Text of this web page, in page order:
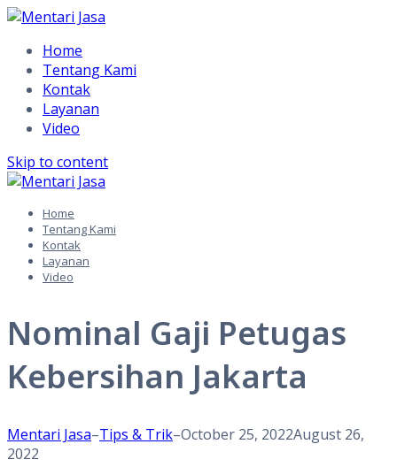
Home
Tentang Kami
Kontak
Layanan
Video
Skip to content
Home
Tentang Kami
Kontak
Layanan
Video
Nominal Gaji Petugas
Kebersihan Jakarta
Mentari Jasa–Tips & Trik–October 25, 2022August 26,
2022